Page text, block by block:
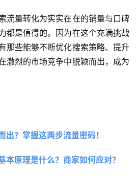
流量转化为实实在在的销量与口碑
都是值得的。因为在这个充满挑战
那些能够不断优化搜索策略、提升
激烈的市场竞争中脱颖而出，成为
？掌握这两步流量密码！
本原理是什么？商家如何应对？